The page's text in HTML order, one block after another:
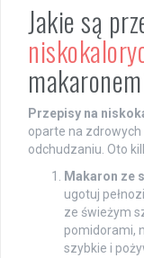
Jakie są
Przepisy na
oparte na zdrowych
odchudzaniu. Oto
Makaron ze
ugotuj
ze świeżym
pomidorami,
szybkie i